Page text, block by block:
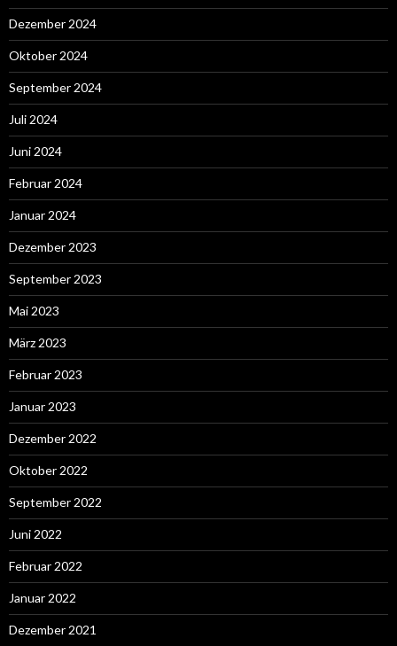
Dezember 2024
Oktober 2024
September 2024
Juli 2024
Juni 2024
Februar 2024
Januar 2024
Dezember 2023
September 2023
Mai 2023
März 2023
Februar 2023
Januar 2023
Dezember 2022
Oktober 2022
September 2022
Juni 2022
Februar 2022
Januar 2022
Dezember 2021